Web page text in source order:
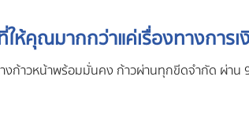
ห้คุณมากกว่าแค่เรื่องทางการเ
งก้าวหน้าพร้อมมั่นคง ก้าวผ่านทุกขีดจำกัด ผ่า